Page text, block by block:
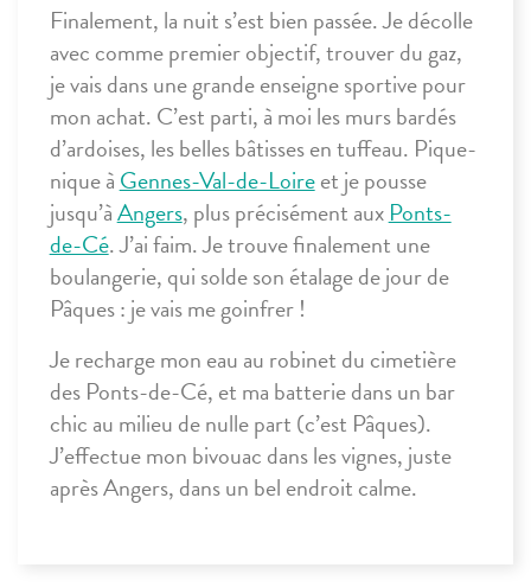
Finalement, la nuit s’est bien passée. Je décolle
avec comme premier objectif, trouver du gaz,
je vais dans une grande enseigne sportive pour
mon achat. C’est parti, à moi les murs bardés
d’ardoises, les belles bâtisses en tuffeau. Pique-
nique à Gennes-Val-de-Loireet je pousse
jusqu’àAngers, plus précisément aux Ponts-
de-Cé. J’ai faim. Je trouve finalement une
boulangerie, qui solde son étalage de jour de
Pâques : je vais me goinfrer !
Je recharge mon eau au robinet du cimetière
des Ponts-de-Cé, et ma batterie dans un bar
chic au milieu de nulle part (c’est Pâques).
J’effectue mon bivouac dans les vignes, juste
après Angers, dans un bel endroit calme.